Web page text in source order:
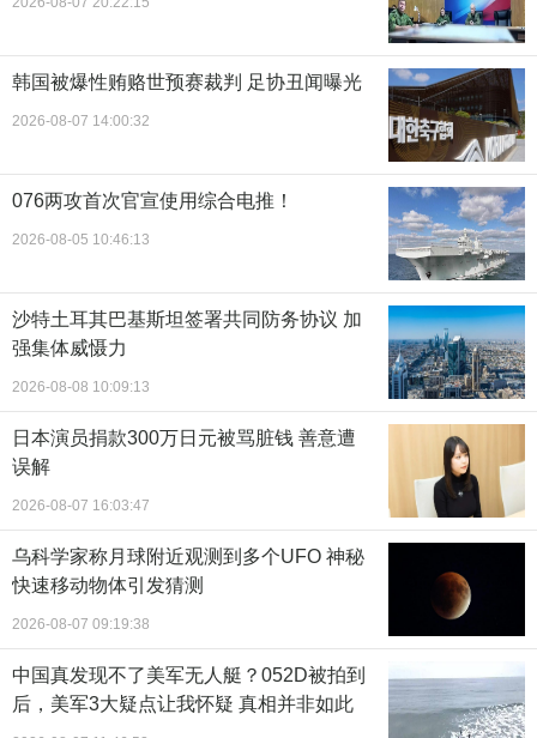
韩国被爆性贿赂世预赛裁判 足协丑闻曝光
2026-08-07 14:00:32
076两攻首次官宣使用综合电推！
2026-08-05 10:46:13
沙特土耳其巴基斯坦签署共同防务协议 加
强集体威慑力
2026-08-08 10:09:13
日本演员捐款300万日元被骂脏钱 善意遭
误解
2026-08-07 16:03:47
乌科学家称月球附近观测到多个UFO 神秘
快速移动物体引发猜测
2026-08-07 09:19:38
中国真发现不了美军无人艇？052D被拍到
后，美军3大疑点让我怀疑 真相并非如此